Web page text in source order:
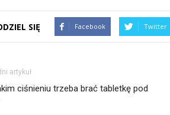
SIĘ Facebook Twitter
artykuł
ciśnieniu trzeba brać tabletkę pod